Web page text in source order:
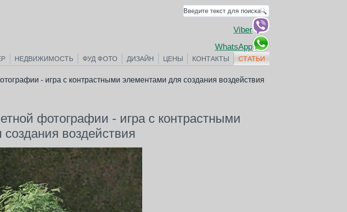
Viber
WhatsApp
НЕДВИЖИМОСТЬ ФУД ФОТО ДИЗАЙН ЦЕНЫ КОНТАКТЫ СТАТЬИ
- игра с контрастными элементами для создания воздействия
фотографии - игра с контрастными
воздействия